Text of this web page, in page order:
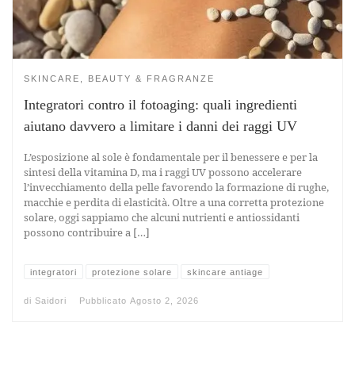
SKINCARE, BEAUTY & FRAGRANZE
Integratori contro il fotoaging: quali ingredienti
aiutano davvero a limitare i danni dei raggi UV
L’esposizione al sole è fondamentale per il benessere e per la
sintesi della vitamina D, ma i raggi UV possono accelerare
l’invecchiamento della pelle favorendo la formazione di rughe,
macchie e perdita di elasticità. Oltre a una corretta protezione
solare, oggi sappiamo che alcuni nutrienti e antiossidanti
possono contribuire a […]
integratori protezione solare skincare antiage
di Saidori Pubblicato Agosto 2, 2026